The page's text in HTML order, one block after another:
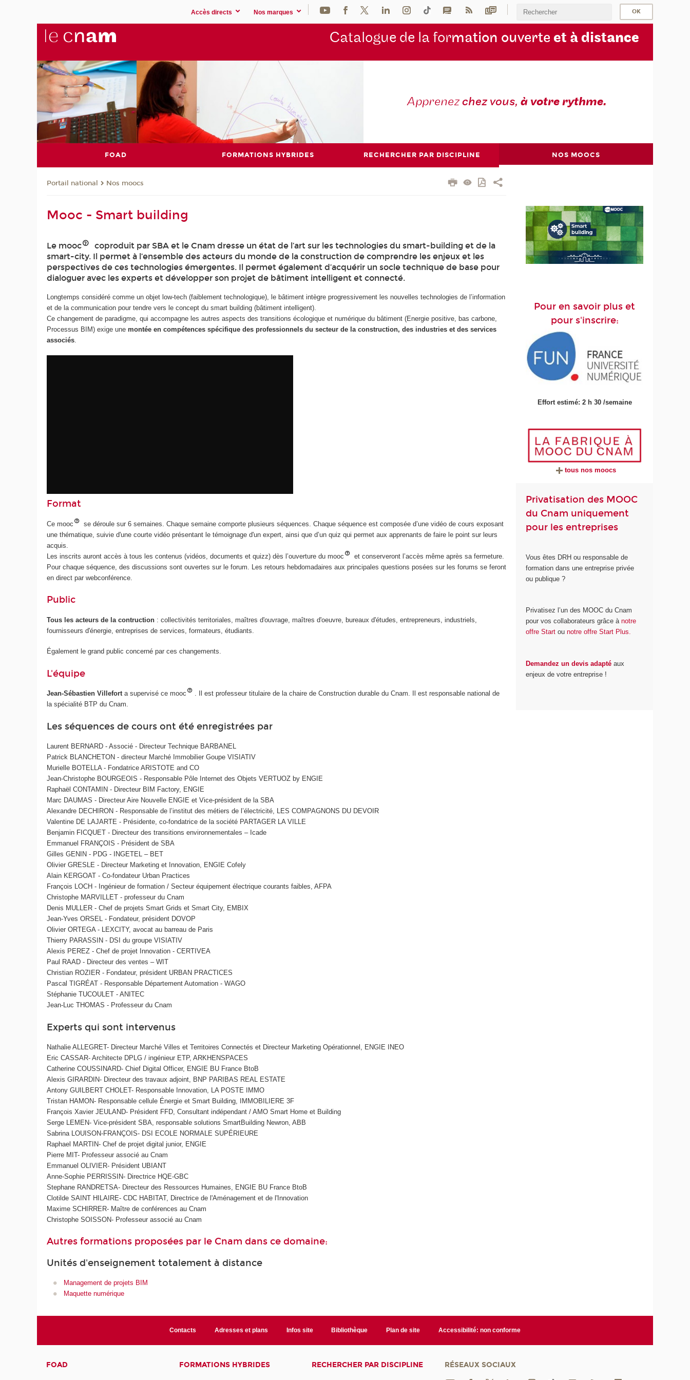
Accès directs Nos marques
Catalogue de la formation ouverte et à distance
Apprenezchez vous, à votre rythme.
FOAD FORMATIONS HYBRIDES RECHERCHER PAR DISCIPLINE NOS MOOCS
Portail national Nos moocs
Mooc - Smart building
Le mooc
coproduit par SBA et le Cnam dresse un état de l’art sur les technologies du smart-building et de la
smart-city. Il permet à l’ensemble des acteurs du monde de la construction de comprendre les enjeux et les
perspectives de ces technologies émergentes. Il permet également d’acquérir un socle technique de base pour
dialoguer avec les experts et développer son projet de bâtiment intelligent et connecté.
Longtemps considéré comme un objet low-tech (faiblement technologique), le bâtiment intègre progressivement les nouvelles technologies de l’information
et de la communication pour tendre vers le concept du smart building (bâtiment intelligent).
Ce changement de paradigme, qui accompagne les autres aspects des transitions écologique et numérique du bâtiment (Energie positive, bas carbone,
Processus BIM) exige unemontée en compétences spécifique des professionnels du secteur de la construction, des industries et des services
associés
Format
Ce mooc
se déroule sur 6 semaines. Chaque semaine comporte plusieurs séquences. Chaque séquence est composée d’une vidéo de cours exposant
une thématique, suivie d'une courte vidéo présentant le témoignage d'un expert, ainsi que d’un quiz qui permet aux apprenants de faire le point sur leurs
acquis.
Les inscrits auront accès à tous les contenus (vidéos, documents et quizz) dès l’ouverture du mooc
et conserveront l’accès même après sa fermeture.
Pour chaque séquence, des discussions sont ouvertes sur le forum. Les retours hebdomadaires aux principales questions posées sur les forums se feront
en direct par webconférence.
Public
Tous les acteurs de la contruction : collectivités territoriales, maîtres d'ouvrage, maîtres d'oeuvre, bureaux d'études, entrepreneurs, industriels,
fournisseurs d'énergie, entreprises de services, formateurs, étudiants.
Également le grand public concerné par ces changements.
L'équipe
Jean-Sébastien Villeforta supervisé ce mooc
. Il est professeur titulaire de la chaire de Construction durable du Cnam. Il est responsable national de
la spécialité BTP du Cnam.
Les séquences de cours ont été enregistrées par
Laurent BERNARD - Associé - Directeur Technique BARBANEL
Patrick BLANCHETON - directeur Marché Immobilier Goupe VISIATIV
Murielle BOTELLA - Fondatrice ARISTOTE and CO
Jean-Christophe BOURGEOIS - Responsable Pôle Internet des Objets VERTUOZ by ENGIE
Raphaël CONTAMIN - Directeur BIM Factory, ENGIE
Marc DAUMAS - Directeur Aire Nouvelle ENGIE et Vice-président de la SBA
Alexandre DECHIRON - Responsable de l’institut des métiers de l’électricité, LES COMPAGNONS DU DEVOIR
Valentine DE LAJARTE - Présidente, co-fondatrice de la société PARTAGER LA VILLE
Benjamin FICQUET - Directeur des transitions environnementales – Icade
Emmanuel FRANÇOIS - Président de SBA
Gilles GENIN - PDG - INGETEL – BET
Olivier GRESLE - Directeur Marketing et Innovation, ENGIE Cofely
Alain KERGOAT - Co-fondateur Urban Practices
François LOCH - Ingénieur de formation / Secteur équipement électrique courants faibles, AFPA
Christophe MARVILLET - professeur du Cnam
Denis MULLER - Chef de projets Smart Grids et Smart City, EMBIX
Jean-Yves ORSEL - Fondateur, président DOVOP
Olivier ORTEGA - LEXCITY, avocat au barreau de Paris
Thierry PARASSIN - DSI du groupe VISIATIV
Alexis PEREZ - Chef de projet Innovation - CERTIVEA
Paul RAAD - Directeur des ventes – WIT
Christian ROZIER - Fondateur, président URBAN PRACTICES
Pascal TIGRÉAT - Responsable Département Automation - WAGO
Stéphanie TUCOULET - ANITEC
Jean-Luc THOMAS - Professeur du Cnam
Experts qui sont intervenus
Nathalie ALLEGRET- Directeur Marché Villes et Territoires Connectés et Directeur Marketing Opérationnel, ENGIE INEO
Eric CASSAR- Architecte DPLG / ingénieur ETP, ARKHENSPACES
Catherine COUSSINARD- Chief Digital Officer, ENGIE BU France BtoB
Alexis GIRARDIN- Directeur des travaux adjoint, BNP PARIBAS REAL ESTATE
Antony GUILBERT CHOLET- Responsable Innovation, LA POSTE IMMO
Tristan HAMON- Responsable cellule Énergie et Smart Building, IMMOBILIERE 3F
François Xavier JEULAND- Président FFD, Consultant indépendant / AMO Smart Home et Building
Serge LEMEN- Vice-président SBA, responsable solutions SmartBuilding Newron, ABB
Sabrina LOUISON-FRANÇOIS- DSI ECOLE NORMALE SUPÉRIEURE
Raphael MARTIN- Chef de projet digital junior, ENGIE
Pierre MIT- Professeur associé au Cnam
Emmanuel OLIVIER- Président UBIANT
Anne-Sophie PERRISSIN- Directrice HQE-GBC
Stephane RANDRETSA- Directeur des Ressources Humaines, ENGIE BU France BtoB
Clotilde SAINT HILAIRE- CDC HABITAT, Directrice de l'Aménagement et de l'Innovation
Maxime SCHIRRER- Maître de conférences au Cnam
Christophe SOISSON- Professeur associé au Cnam
Autres formations proposées par le Cnam dans ce domaine:
Unités d'enseignement totalement à distance
Management de projets BIM
Maquette numérique
Pour en savoir plus et
pour s'inscrire:
Effort estimé: 2 h 30 /semaine
tous nos moocs
Privatisation des MOOC
du Cnam uniquement
pour les entreprises
Vous êtes DRH ou responsable de
formation dans une entreprise privée
ou publique ?
Privatisez l’un des MOOC du Cnam
pour vos collaborateurs grâce ànotre
offre Start ounotre offre Start Plus.
Demandez un devis adapté aux
enjeux de votre entreprise !
Contacts Adresses et plans Infos site Bibliothèque Plan de site Accessibilité: non conforme
FOAD FORMATIONS HYBRIDES RECHERCHER PAR DISCIPLINE RÉSEAUX SOCIAUX